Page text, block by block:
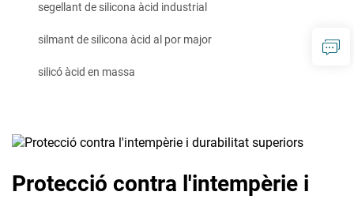
segellant de silicona àcid industrial
silmant de silicona àcid al por major
silicó àcid en massa
Protecció contra l'intempèrie i